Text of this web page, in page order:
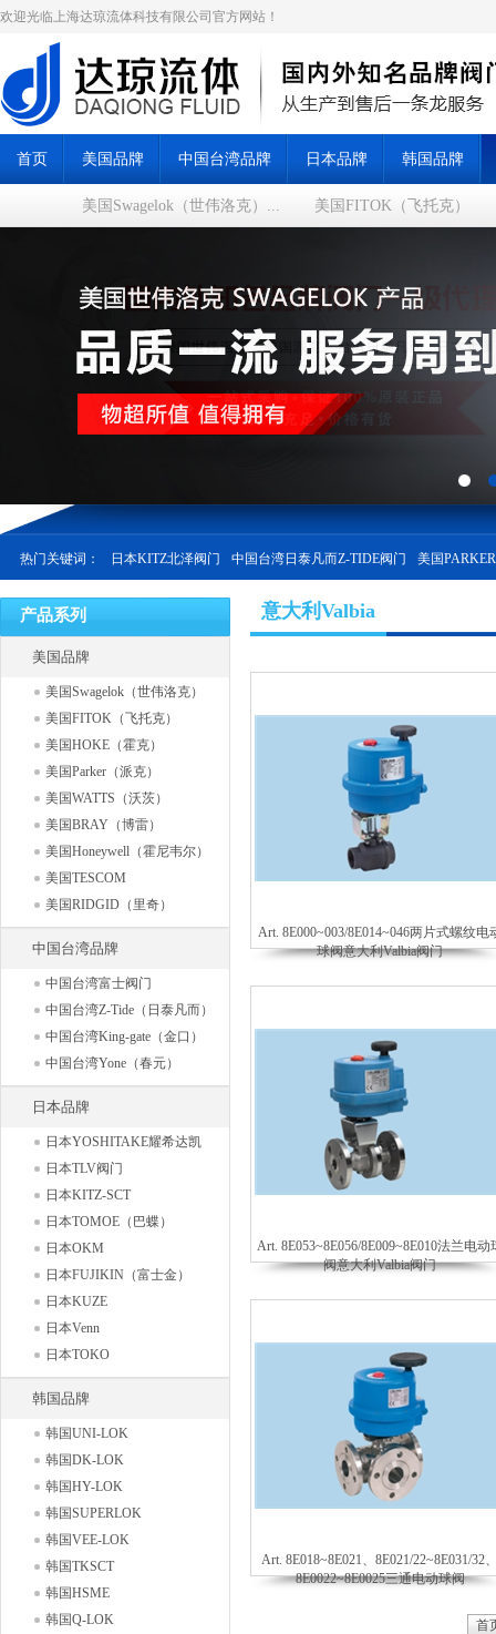
欢迎光临上海达琼流体科技有限公司官方网站！
首页 美国品牌
美国Swagelok（世伟洛克）... 美国FITOK（飞托克）
中国台湾品牌 日本品牌 韩国品牌
热门关键词： 日本KITZ北泽阀门 中国台湾日泰凡而Z-TIDE阀门 美国
产品系列
美国品牌
美国Swagelok（世伟洛克）
美国FITOK（飞托克）
美国HOKE（霍克）
美国Parker（派克）
美国WATTS（沃茨）
美国BRAY（博雷）
美国Honeywell（霍尼韦尔）
美国TESCOM
美国RIDGID（里奇）
中国台湾品牌
中国台湾富士阀门
中国台湾Z-Tide（日泰凡而）
中国台湾King-gate（金口）
中国台湾Yone（春元）
日本品牌
日本YOSHITAKE耀希达凯
日本TLV阀门
日本KITZ-SCT
日本TOMOE（巴蝶）
日本OKM
日本FUJIKIN（富士金）
日本KUZE
日本Venn
日本TOKO
韩国品牌
韩国UNI-LOK
韩国DK-LOK
韩国HY-LOK
韩国SUPERLOK
韩国VEE-LOK
韩国TKSCT
韩国HSME
韩国Q-LOK
意大利Valbia
Art. 8E000~003/8E014~046两片式螺纹电
球阀意大利Valbia阀门
Art. 8E053~8E056/8E009~8E010法兰电动
阀意大利Valbia阀门
Art. 8E018~8E021、8E021/22~8E031/32
8E0022~8E0025三通电动球阀
首